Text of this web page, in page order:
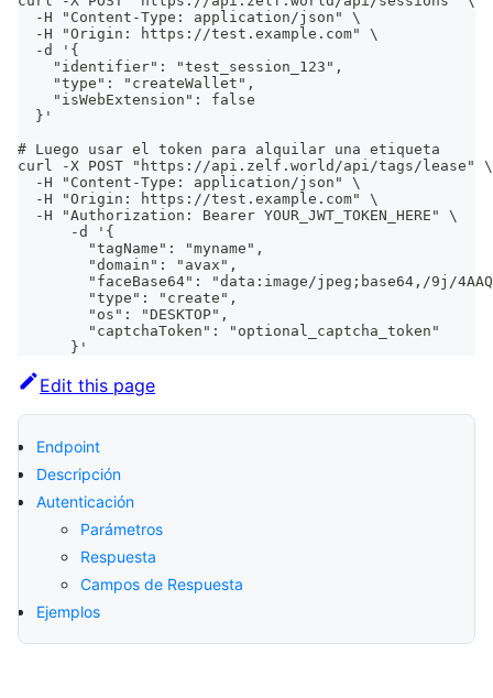
  -H "Content-Type: application/json" \
  -H "Origin: https://test.example.com" \
  -d '{
    "identifier": "test_session_123",
    "type": "createWallet",
    "isWebExtension": false
  }'
# Luego usar el token para alquilar una etiqueta
curl -X POST "https://api.zelf.world/api/tags/lease" \
  -H "Content-Type: application/json" \
  -H "Origin: https://test.example.com" \
  -H "Authorization: Bearer YOUR_JWT_TOKEN_HERE" \
      -d '{
        "tagName": "myname",
        "domain": "avax",
"faceBase64": "data:image/jpeg;base64,/9j/
        "type": "create",
        "os": "DESKTOP",
        "captchaToken": "optional_captcha_token"
      }'
Edit this page
Endpoint
Descripción
Autenticación
Parámetros
Respuesta
Campos de Respuesta
Ejemplos